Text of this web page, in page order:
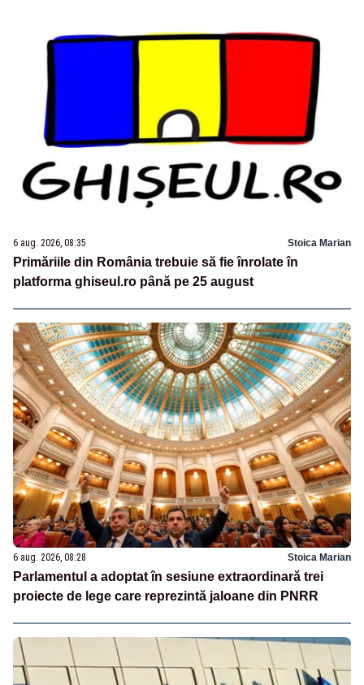
6 aug. 2026, 08:35 Stoica Marian
Primăriile din România trebuie să fie înrolate în
platforma ghiseul.ro până pe 25 august
6 aug. 2026, 08:28 Stoica Marian
Parlamentul a adoptat în sesiune extraordinară trei
proiecte de lege care reprezintă jaloane din PNRR